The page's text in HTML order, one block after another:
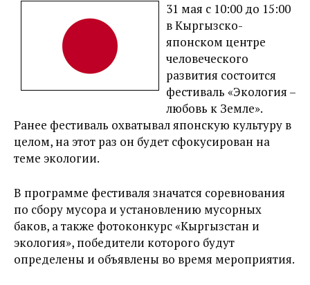
31 мая с 10:00 до 15:00
в Кыргызско-
японском центре
человеческого
развития состоится
фестиваль «Экология –
любовь к Земле».
Ранее фестиваль охватывал японскую культуру в
целом, на этот раз он будет сфокусирован на
теме экологии.
В программе фестиваля значатся соревнования
по сбору мусора и установлению мусорных
баков, а также фотоконкурс «Кыргызстан и
экология», победители которого будут
определены и объявлены во время мероприятия.